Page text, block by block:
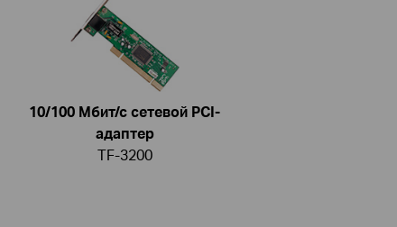
10/100 Мбит/с сетевой PCI-
адаптер
TF-3200